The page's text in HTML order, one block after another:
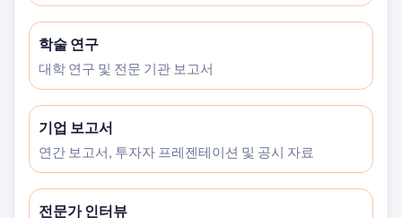
학술 연구
대학 연구 및 전문 기관 보고서
기업 보고서
연간 보고서, 투자자 프레젠테이션 및 공시 자료
전문가 인터뷰